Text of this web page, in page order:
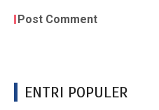
Post Comment
ENTRI POPULER